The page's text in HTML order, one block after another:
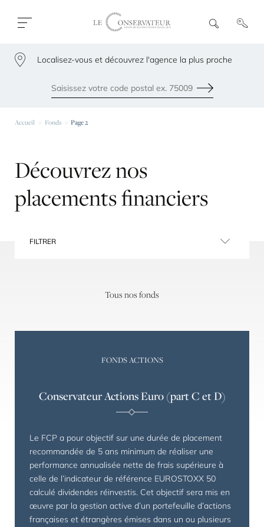
Ouvrir
menu
R
e
h
e
Localisez-vous et découvrez l'agence la plus proche
Envoyer
79300
Accueil Fonds Page 2
Découvreznos
placementsfinanciers
FILTRER
Tous nos fonds
FONDS ACTIONS
Conservateur Actions Euro (part C et D)
Le FCP a pour objectif sur une durée de placement
recommandée de 5 ans minimum de réaliser une
performance annualisée nette de frais supérieure à
celle de l’indicateur de référence EUROSTOXX 50
calculé dividendes réinvestis. Cet objectif sera mis en
œuvre par la gestion active d’un portefeuille d’actions
françaises et étrangères émises dans un ou plusieurs